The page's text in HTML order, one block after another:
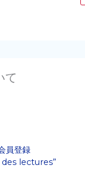
て
員登録
lectures”